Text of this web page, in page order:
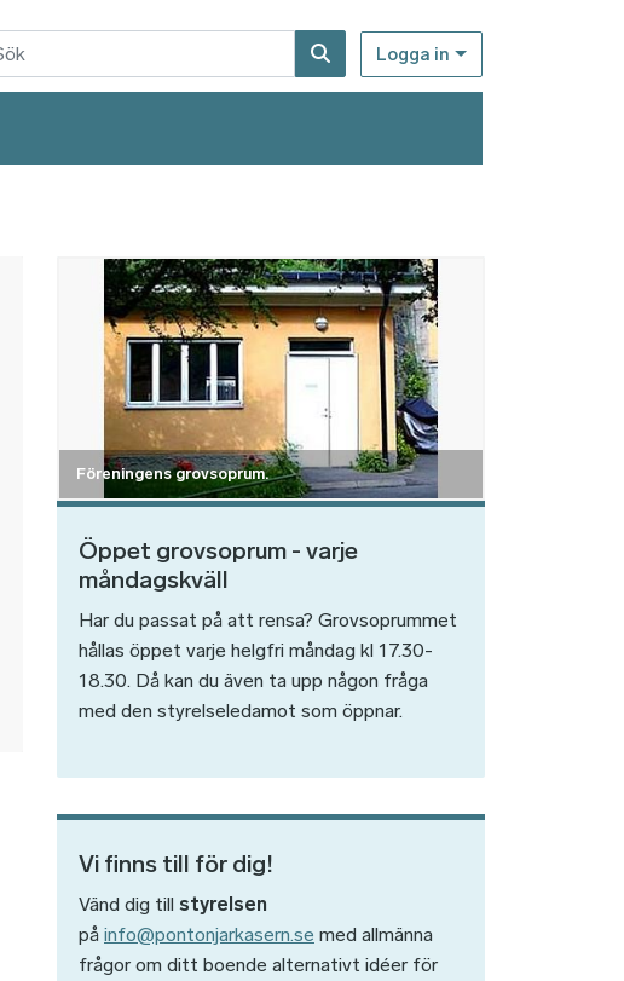
Logga in
Föreningens grovsoprum.
Öppet grovsoprum - varje
måndagskväll
Har du passat på att rensa? Grovsoprummet
hållas öppet varje helgfri måndag kl 17.30-
18.30. Då kan du även ta upp någon fråga
med den styrelseledamot som öppnar.
Vi finns till för dig!
Vänd dig till styrelsen
på info@pontonjarkasern.se med allmänna
frågor om ditt boende alternativt idéer för